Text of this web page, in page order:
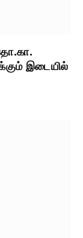
இடையில்